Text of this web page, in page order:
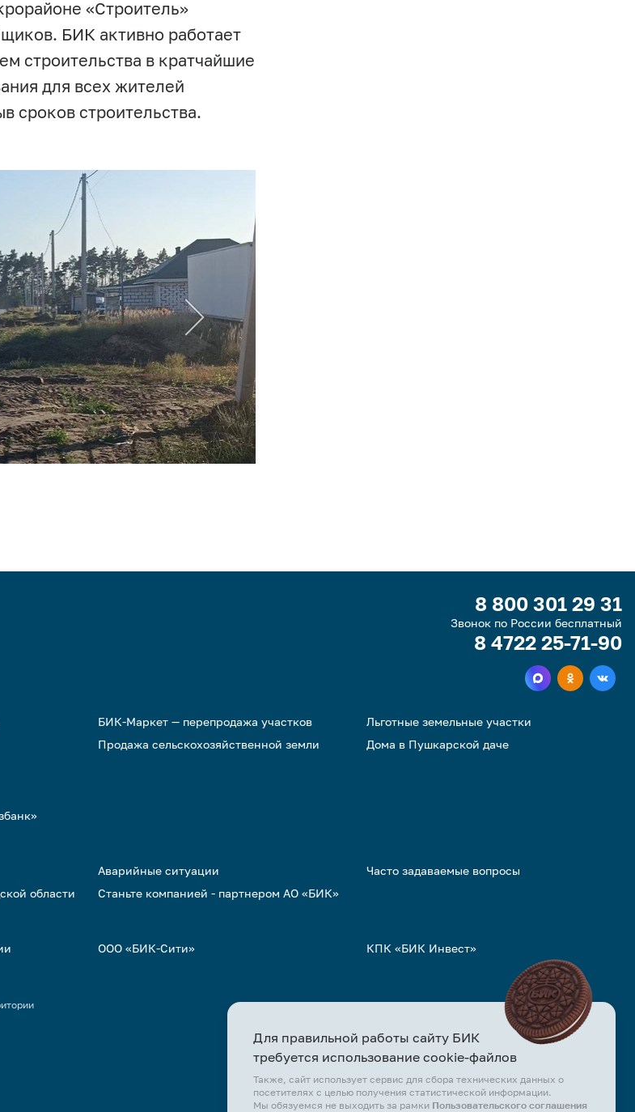
«Строитель»
БИК активно работает
строительства в кратчайшие
для всех жителей
сроков строительства.
8 800 301 29 31
Звонок по России бесплатный
8 4722 25-71-90
БИК-Маркет — перепродажа участков
Льготные земельные участки
Продажа сельскохозяйственной земли Дома в Пушкарской даче
Аварийные ситуации
Часто задаваемые вопросы
области Станьте компанией - партнером АО «БИК»
ООО «БИК-Сити» КПК «БИК Инвест»
Для правильной работы сайту БИК
требуется использование cookie-файлов
Также, сайт использует сервис для сбора технических данных о
посетителях с целью получения статистической информации.
Мы обязуемся не выходить за рамки Пользовательского соглашения